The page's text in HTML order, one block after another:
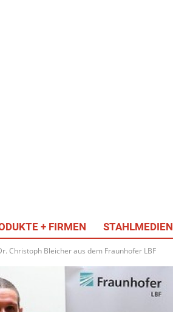
+ FIRMEN STAHLMEDIEN
Christoph Bleicher aus dem Fraunhofer LBF